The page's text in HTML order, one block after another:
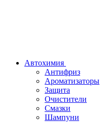
Автохимия
Антифриз
Ароматизаторы
Защита
Очистители
Смазки
Шампуни